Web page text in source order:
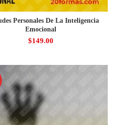
Personales De La Inteligencia
Emocional
$149.00